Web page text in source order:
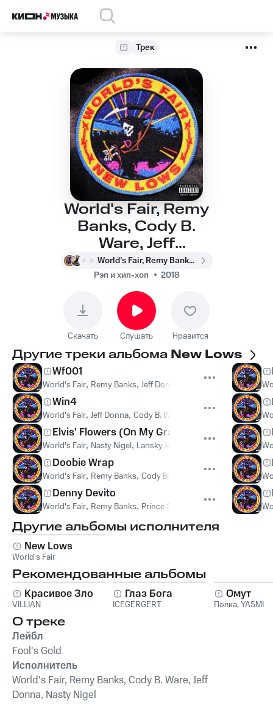
Трек
World's Fair, Remy
Banks, Cody B.
Ware, Jeff
Donna, Nasty Nigel -
New Lows
World's Fair, Remy Banks, Cody B. Ware, Jeff Donna, Nasty Nigel
Рэп и хип-хоп
2018
Скачать Слушать Нравится
Другие треки альбома New Lows
Wf001
World's Fair, Remy Banks, Jeff Donna Cody B. Ware,Dounia
Win4
World's Fair, Jeff Donna, Cody B. Ware
Elvis' Flowers (On My Grave)
World's Fair, Nasty Nigel, Lansky Jones Remy Banks
Doobie Wrap
World's Fair, Remy Banks, Cody B. Ware Nasty Nigel,Kilo Kish
Denny Devito
World's Fair, Remy Banks, Prince SAMO ,Nasty
Другие альбомы исполнителя
New Lows
World's Fair
Рекомендованные альбомы
Красивое Зло
VILLIAN
Глаз Бога
ICEGERGERT
Омут
Полка,YASMI
О треке
Лейбл
Fool's Gold
Исполнитель
World's Fair, Remy Banks, Cody B. Ware, Jeff
Donna, Nasty Nigel